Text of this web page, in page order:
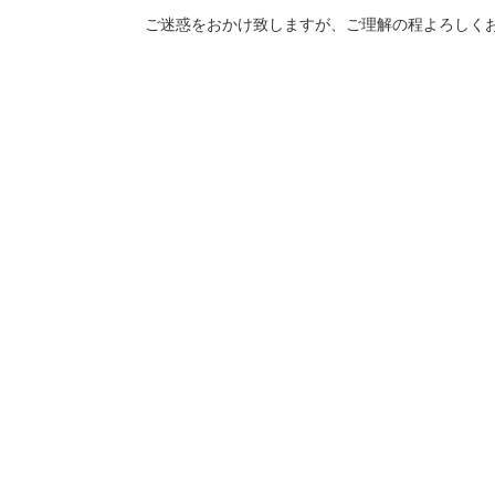
ご迷惑をおかけ致しますが、ご理解の程よろしく